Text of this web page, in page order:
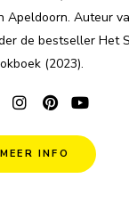
Apeldoorn. Auteur
de bestseller Het
(2023).
MEER INFO